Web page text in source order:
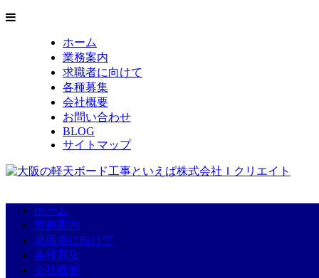
ホーム
業務案内
求職者に向けて
各種募集
会社概要
お問い合わせ
BLOG
サイトマップ
ホーム
業務案内
求職者に向けて
各種募集
会社概要